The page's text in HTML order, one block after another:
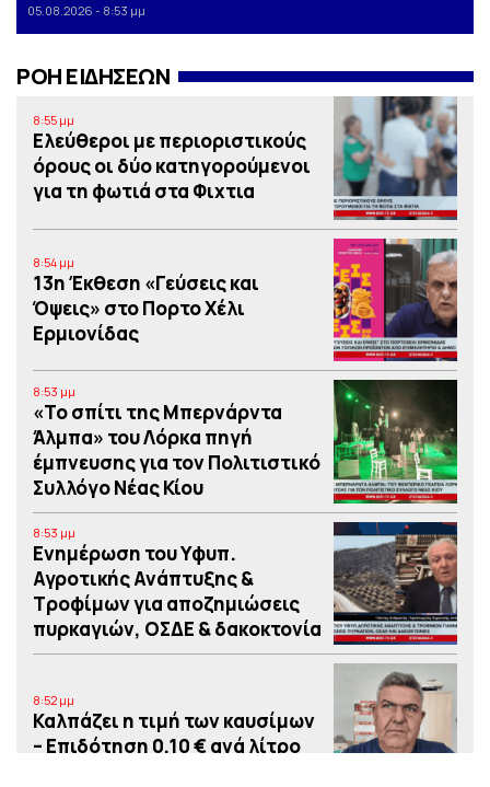
05.08.2026 - 8:53 μμ
ΡΟΗ ΕΙΔΗΣΕΩΝ
8:55 μμ
Ελεύθεροι με περιοριστικούς
όρους οι δύο κατηγορούμενοι
για τη φωτιά στα Φιχτια
8:54 μμ
13η Έκθεση «Γεύσεις και
Όψεις» στο Πορτο Xέλι
Ερμιονίδας
8:53 μμ
«Το σπίτι της Μπερνάρντα
Άλμπα» του Λόρκα πηγή
έμπνευσης για τον Πολιτιστικό
Συλλόγο Νέας Κίου
8:53 μμ
Eνημέρωση του Υφυπ.
Αγροτικής Ανάπτυξης &
Τροφίμων για αποζημιώσεις
πυρκαγιών, ΟΣΔΕ & δακοκτονία
8:52 μμ
Καλπάζει η τιμή των καυσίμων
– Eπιδότηση 0,10 € ανά λίτρο